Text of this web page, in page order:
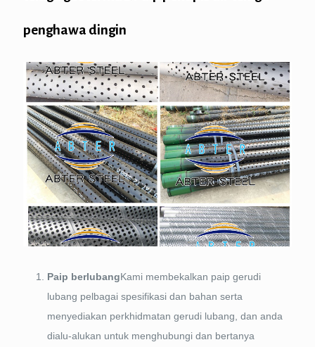
penghawa dingin
Paip berlubangKami membekalkan paip gerudi
lubang pelbagai spesifikasi dan bahan serta
menyediakan perkhidmatan gerudi lubang, dan anda
dialu-alukan untuk menghubungi dan bertanya